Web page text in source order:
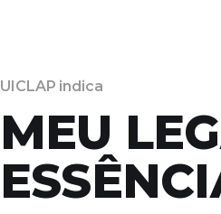
UICLAP indica
MEU